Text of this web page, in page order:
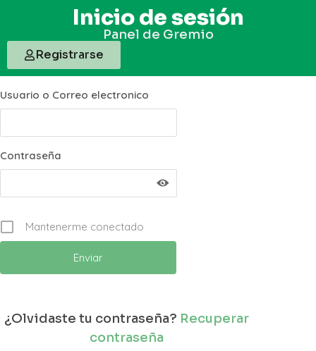
Inicio de sesión
Panel de Gremio
Registrarse
Usuario o Correo electronico
Contraseña
Mantenerme conectado
¿Olvidaste tu contraseña? Recuperar
contraseña